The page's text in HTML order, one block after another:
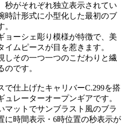
秒がそれぞれ独立表示されてい
時計形式に小型化した最初のブ
ョーシェ彫り模様が特徴で、美
ムピースが目を惹きます。
しその一つ一つのこだわりと繊
です。
で仕上げたキャリバーC.299を搭
ュレーターオープンギアです。
マットでサンブラスト風のブラ
に時間表示・6時位置の秒表示が